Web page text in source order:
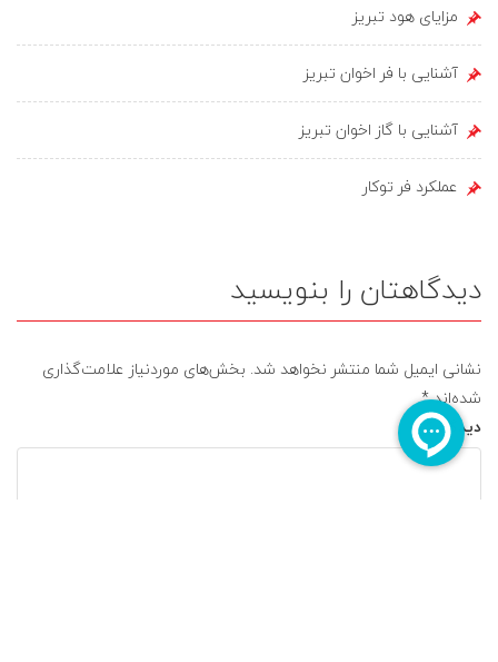
مزایای هود تبریز
آشنایی با فر اخوان تبریز
آشنایی با گاز اخوان تبریز
عملکرد فر توکار
دیدگاهتان را بنویسید
نشانی ایمیل شما منتشر نخواهد شد. بخش‌های موردنیاز علامت‌گذاری
شده‌اند*
دیدگاه*